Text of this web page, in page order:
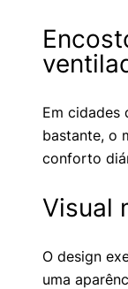
Em cidades
bastante, o
conforto
Visual
O design
uma